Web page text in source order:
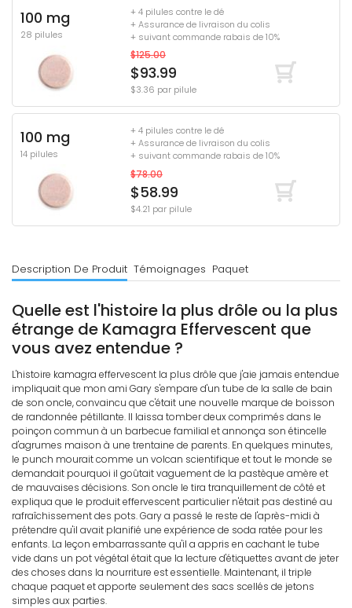
100 mg
28 pilules
+ 4 pilules contre le dé
+ Assurance de livraison du colis
+ suivant commande rabais de 10%
$125.00
$93.99
$3.36 par pilule
100 mg
14 pilules
+ 4 pilules contre le dé
+ Assurance de livraison du colis
+ suivant commande rabais de 10%
$78.00
$58.99
$4.21 par pilule
Description De Produit Témoignages Paquet
Quelle est l'histoire la plus drôle ou la plus
étrange de Kamagra Effervescent que
vous avez entendue ?
L'histoire kamagra effervescent la plus drôle que j'aie jamais entendue
impliquait que mon ami Gary s'empare d'un tube de la salle de bain
de son oncle, convaincu que c'était une nouvelle marque de boisson
de randonnée pétillante. Il laissa tomber deux comprimés dans le
poinçon commun à un barbecue familial et annonça son étincelle
d'agrumes maison à une trentaine de parents. En quelques minutes,
le punch mourait comme un volcan scientifique et tout le monde se
demandait pourquoi il goûtait vaguement de la pastèque amère et
de mauvaises décisions. Son oncle le tira tranquillement de côté et
expliqua que le produit effervescent particulier n'était pas destiné au
rafraîchissement des pots. Gary a passé le reste de l'après-midi à
prétendre qu'il avait planifié une expérience de soda ratée pour les
enfants. La leçon embarrassante qu'il a appris en cachant le tube
vide dans un pot végétal était que la lecture d'étiquettes avant de jeter
des choses dans la nourriture est essentielle. Maintenant, il triple
chaque paquet et apporte seulement des sacs scellés de jetons
simples aux parties.